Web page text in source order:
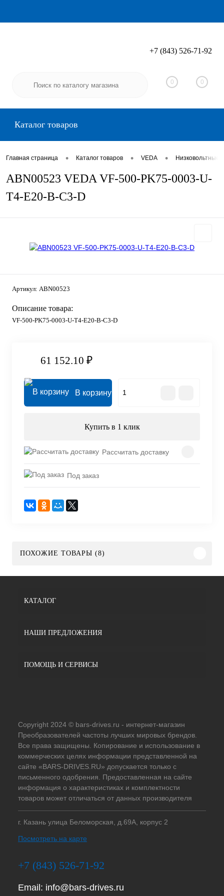
Вход Регистрация
+7 (843) 526-71-92
0 0
Каталог товаров
Главная страница • Каталог товаров • VEDA •
ABN00523 VEDA VF-500-PK75-0003-U-
T4-E20-B-C3-D
Артикул: ABN00523
Описание товара:
VF-500-PK75-0003-U-T4-E20-B-C3-D
61 152.10 ₽
В корзину
Купить в 1 клик
Рассчитать доставку
Под заказ
ПОХОЖИЕ ТОВАРЫ (8)
КАТАЛОГ
НАШИ ПРЕДЛОЖЕНИЯ
ПОМОЩЬ И СЕРВИСЫ
Copyright 2024 © bars-drives.ru - интернет-магазин
Преобразователей частоты лучших мировых брендов.
Все права защищены. Копирование и использование в
коммерческих целях информации представленной на
сайте «BARS-DRIVES.RU» допускается только с
письменного одобрения. Предоставленная на сайте
информация о характеристиках и комплектности
товаров может отличаться от данных производителя
г. Казань улица Беломорская, д.69А, корпус 2
Посмотреть на карте
+7 (843) 526-71-92
Email: info@bars-drives.ru